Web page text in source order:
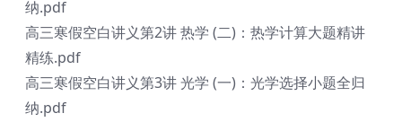
纳.pdf
高三寒假空白讲义第2讲 热学 (二)：热学计算大题精讲
精练.pdf
高三寒假空白讲义第3讲 光学 (一)：光学选择小题全归
纳.pdf